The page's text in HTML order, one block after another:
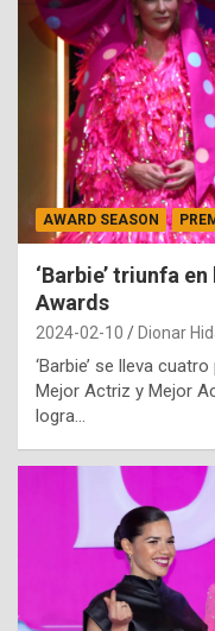
AWARD SEASON
‘Barbie’ triunfa
Awards
2024-02-10 Dionar
‘Barbie’ se lleva
Mejor Actriz y Mejor
logra…